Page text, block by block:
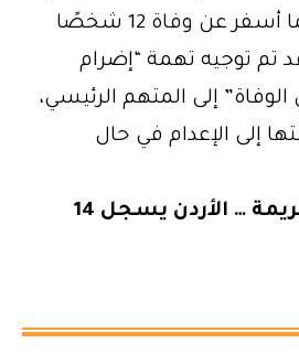
منطقة الجويدة، مما أسفر عن وفاة 12 شخصًا
إلى المتهم الرئيسي،
إلى الإعدام في حال
الأردن يسجل 14 جريمة … الأردن يسجل 14